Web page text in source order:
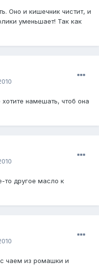
Оно и кишечник чистит, и
уменьшает! Так как
намешать, чтоб она
то другое масло к
чаем из ромашки и